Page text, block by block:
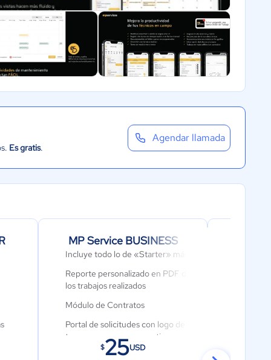
Es gratis.
Agendar llamada
MP Service BUSINESS
Incluye todo lo de «Starter» más:
Reporte personalizado en PDF de
los trabajos realizados
Módulo de Contratos
Portal de solicitudes con logo de
tu empresa para compartir con
$25USD